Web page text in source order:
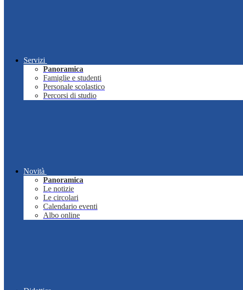
Servizi
Panoramica
Famiglie e studenti
Personale scolastico
Percorsi di studio
Novità
Panoramica
Le notizie
Le circolari
Calendario eventi
Albo online